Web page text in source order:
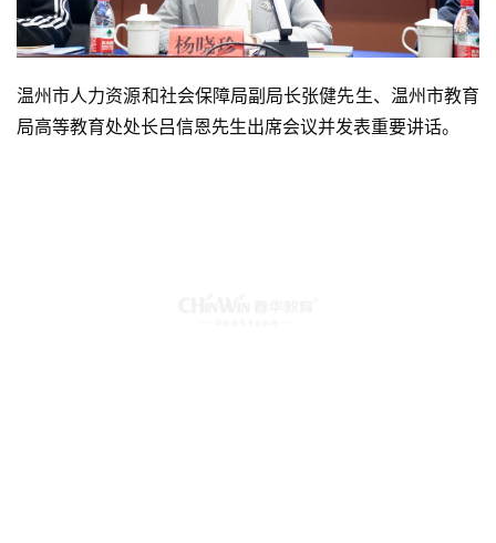
温州市人力资源和社会保障局副局长张健先生、温州市教育
局高等教育处处长吕信恩先生出席会议并发表重要讲话。